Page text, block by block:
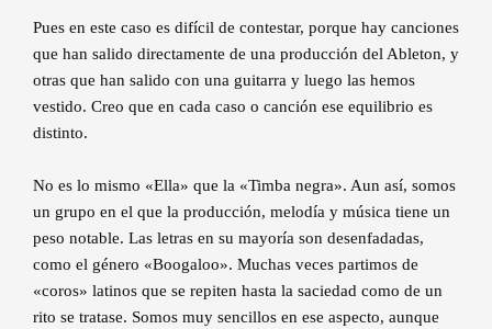
Pues en este caso es difícil de contestar, porque hay canciones
que han salido directamente de una producción del Ableton, y
otras que han salido con una guitarra y luego las hemos
vestido. Creo que en cada caso o canción ese equilibrio es
distinto.
No es lo mismo «Ella» que la «Timba negra». Aun así, somos
un grupo en el que la producción, melodía y música tiene un
peso notable. Las letras en su mayoría son desenfadadas,
como el género «Boogaloo». Muchas veces partimos de
«coros» latinos que se repiten hasta la saciedad como de un
rito se tratase. Somos muy sencillos en ese aspecto, aunque